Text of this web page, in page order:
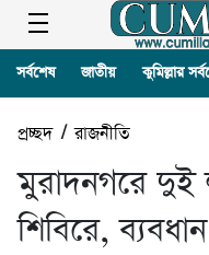
সর্বশেষ জাতীয় কুমিল্লার
প্রচ্ছদ/রাজনীতি
মুরাদনগরে দুই
শিবিরে,